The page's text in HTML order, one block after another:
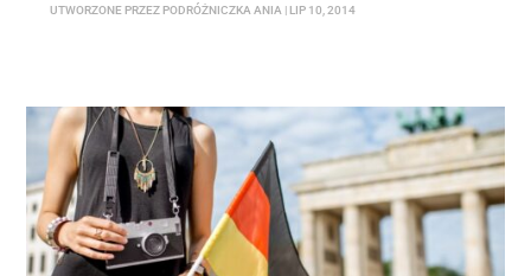
UTWORZONE PRZEZ PODRÓŻNICZKA ANIA LIP 10, 2014